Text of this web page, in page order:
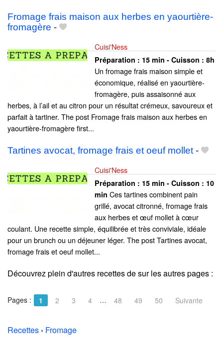
Fromage frais maison aux herbes en yaourtière-
fromagère -
Cuisi'Ness
Préparation : 15 min - Cuisson : 8h
Un fromage frais maison simple et
économique, réalisé en yaourtière-
fromagère, puis assaisonné aux
herbes, à l’ail et au citron pour un résultat crémeux, savoureux et
parfait à tartiner. The post Fromage frais maison aux herbes en
yaourtière-fromagère first...
Tartines avocat, fromage frais et oeuf mollet -
Cuisi'Ness
Préparation : 15 min - Cuisson : 10
min Ces tartines combinent pain
grillé, avocat citronné, fromage frais
aux herbes et œuf mollet à cœur
coulant. Une recette simple, équilibrée et très conviviale, idéale
pour un brunch ou un déjeuner léger. The post Tartines avocat,
fromage frais et oeuf mollet...
Découvrez plein d'autres recettes desur les autres pages :
Pages : 1 2 3 4 … 48 49 50 Suivante
Recettes › Fromage